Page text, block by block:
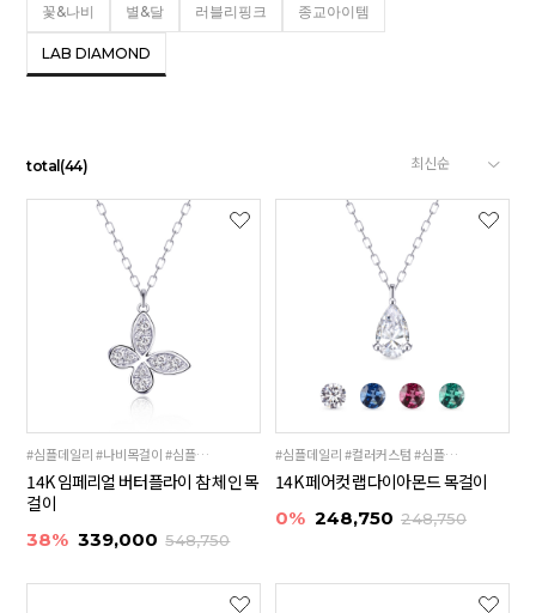
꽃&나비 별&달 러블리핑크 종교아이템
LAB DIAMOND
total (44)
#심플데일리 #나비목걸이 #심플미니
14K 임페리얼 버터플라이 참 체인 목
걸이
38% 339,000 548,750
#심플데일리 #컬러커스텀 #심플미니
14K 페어컷 랩다이아몬드 목걸이
0% 248,750 248,750